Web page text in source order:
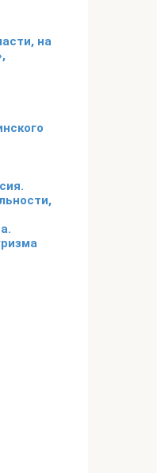
на